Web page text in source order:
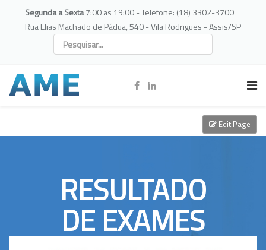
Segunda a Sexta7:00 as 19:00 - Telefone: (18) 3302-3700
Rua Elias Machado de Pádua, 540 - Vila Rodrigues - Assis/SP
RESULTADO
DE EXAMES
Edit Page